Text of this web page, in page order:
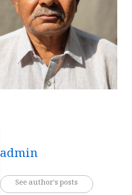
admin
See author's posts